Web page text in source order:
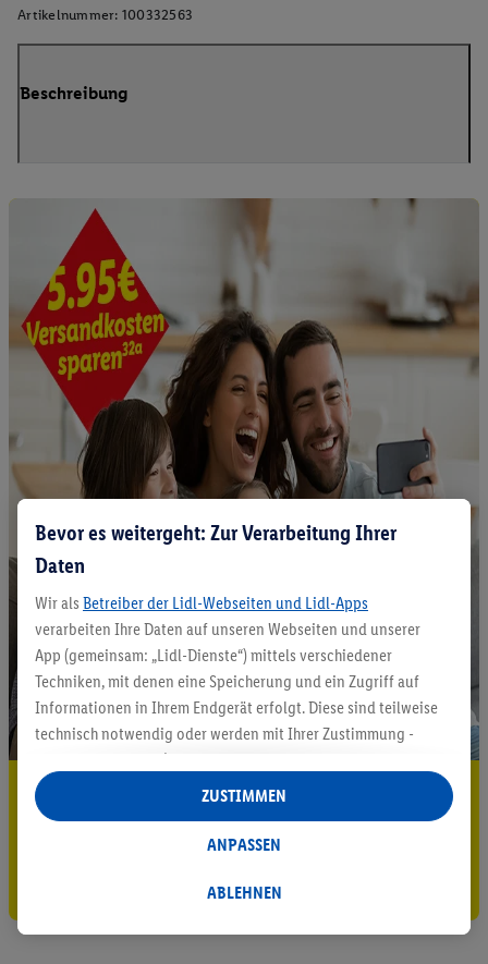
Artikelnummer: 100332563
Beschreibung
5.95 € Versand sparen³²ᵃ
Bevor es weitergeht: Zur Verarbeitung Ihrer
Daten
Wir als Betreiber der Lidl-Webseiten und Lidl-Apps
verarbeiten Ihre Daten auf unseren Webseiten und unserer
App (gemeinsam: „Lidl-Dienste“) mittels verschiedener
Techniken, mit denen eine Speicherung und ein Zugriff auf
Informationen in Ihrem Endgerät erfolgt. Diese sind teilweise
technisch notwendig oder werden mit Ihrer Zustimmung -
auch durch Partner (u.a.
Verantwortliche; im Zusammenhang mit dem IAB TCF
insgesamt
Statistik-Erstellung oder für personalisierte Werbung
Datenverarbeitungen für personalisierte Werbung werden
ABLEHNEN
ANPASSEN
ZUSTIMMEN